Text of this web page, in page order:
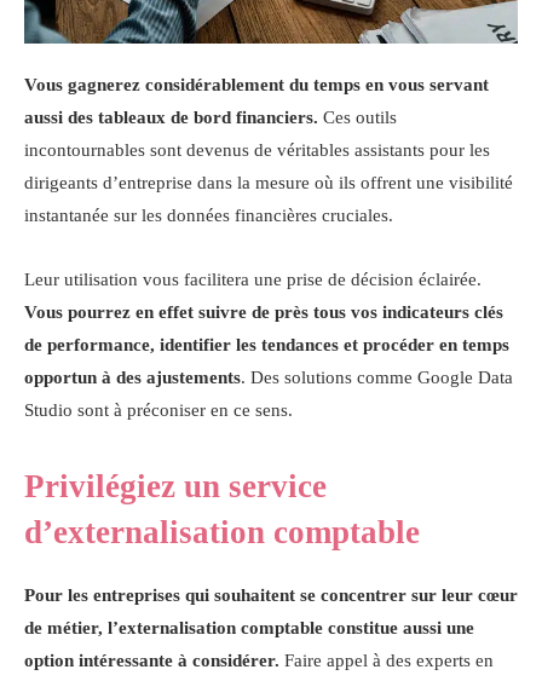
Vous gagnerez considérablement du temps en vous servant
aussi des tableaux de bord financiers. Ces outils
incontournables sont devenus de véritables assistants pour les
dirigeants d’entreprise dans la mesure où ils offrent une visibilité
instantanée sur les données financières cruciales.
Leur utilisation vous facilitera une prise de décision éclairée.
Vous pourrez en effet suivre de près tous vos indicateurs clés
de performance, identifier les tendances et procéder en temps
opportun à des ajustements. Des solutions comme Google Data
Studio sont à préconiser en ce sens.
Privilégiez un service
d’externalisation comptable
Pour les entreprises qui souhaitent se concentrer sur leur cœur
de métier, l’externalisation comptable constitue aussi une
option intéressante à considérer. Faire appel à des experts en